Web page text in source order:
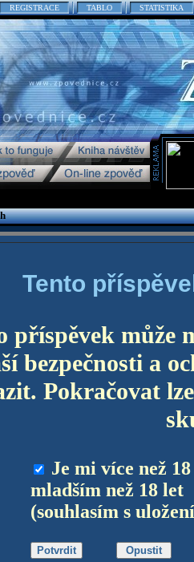
REGISTRACE TABLO STATISTIKA
Tento
příspěvek může
bezpečnosti a
Pokračovat
Je mi více než
mladším než 18 let
(souhlasím s